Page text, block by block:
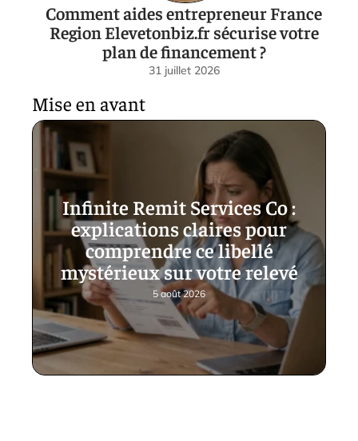
Comment aides entrepreneur France
Region Elevetonbiz.fr sécurise votre
plan de financement ?
31 juillet 2026
Mise en avant
Infinite Remit Services Co :
explications claires pour
comprendre ce libellé
mystérieux sur votre relevé
5 août 2026